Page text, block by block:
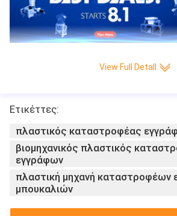
Διπλός LDPE PVC PET EVA
View Full Detall
Ετικέττες:
πλαστικός καταστροφέας
βιομηχανικός πλαστικός
εγγράφων
πλαστική μηχανή καταστροφέων
μπουκαλιών